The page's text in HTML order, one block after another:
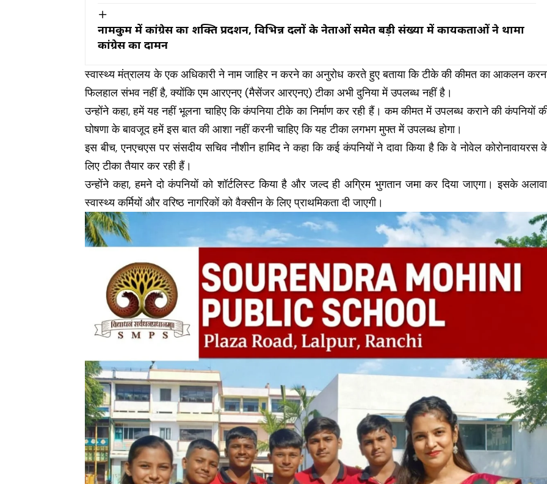
नामकुम में कांग्रेस का शक्ति प्रदर्शन, विभिन्न दलों के नेताओं समेत बड़ी संख्या में कार्यकर्ताओं ने थामा
कांग्रेस का दामन
स्वास्थ्य मंत्रालय के एक अधिकारी ने नाम जाहिर न करने का अनुरोध करते हुए बताया कि टीके की कीमत का आकलन
फिलहाल संभव नहीं है, क्योंकि एम आरएनए (मैसेंजर आरएनए) टीका अभी दुनिया में उपलब्ध नहीं है।
उन्होंने कहा, हमें यह नहीं भूलना चाहिए कि कंपनिया टीके का निर्माण कर रही हैं। कम कीमत में उपलब्ध कराने की कंपनियों
घोषणा के बावजूद हमें इस बात की आशा नहीं करनी चाहिए कि यह टीका लगभग मुफ्त में उपलब्ध होगा।
इस बीच, एनएचएस पर संसदीय सचिव नौशीन हामिद ने कहा कि कई कंपनियों ने दावा किया है कि वे नोवेल कोरोनावायरस
लिए टीका तैयार कर रही हैं।
उन्होंने कहा, हमने दो कंपनियों को शॉर्टलिस्ट किया है और जल्द ही अग्रिम भुगतान जमा कर दिया जाएगा। इसके
स्वास्थ्य कर्मियों और वरिष्ठ नागरिकों को वैक्सीन के लिए प्राथमिकता दी जाएगी।